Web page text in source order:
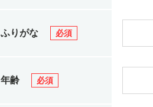
ふりがな 必須
年齢 必須